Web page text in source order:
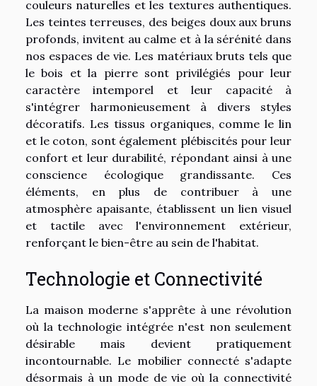
couleurs naturelles et les textures authentiques.
Les teintes terreuses, des beiges doux aux bruns
profonds, invitent au calme et à la sérénité dans
nos espaces de vie. Les matériaux bruts tels que
le bois et la pierre sont privilégiés pour leur
caractère intemporel et leur capacité à
s'intégrer harmonieusement à divers styles
décoratifs. Les tissus organiques, comme le lin
et le coton, sont également plébiscités pour leur
confort et leur durabilité, répondant ainsi à une
conscience écologique grandissante. Ces
éléments, en plus de contribuer à une
atmosphère apaisante, établissent un lien visuel
et tactile avec l'environnement extérieur,
renforçant le bien-être au sein de l'habitat.
Technologie et Connectivité
La maison moderne s'apprête à une révolution
où la technologie intégrée n'est non seulement
désirable mais devient pratiquement
incontournable. Le mobilier connecté s'adapte
désormais à un mode de vie où la connectivité